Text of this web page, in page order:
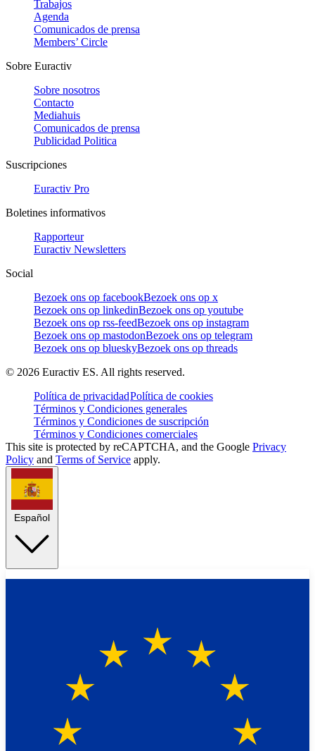
Trabajos
Agenda
Comunicados de prensa
Members’ Circle
Sobre Euractiv
Sobre nosotros
Contacto
Mediahuis
Comunicados de prensa
Publicidad Politica
Suscripciones
Euractiv Pro
Boletines informativos
Rapporteur
Euractiv Newsletters
Social
Bezoek ons op facebookBezoek ons op x
Bezoek ons op linkedinBezoek ons op youtube
Bezoek ons op rss-feedBezoek ons op instagram
Bezoek ons op mastodonBezoek ons op telegram
Bezoek ons op blueskyBezoek ons op threads
© 2026 Euractiv ES. All rights reserved.
Política de privacidadPolítica de cookies
Términos y Condiciones generales
Términos y Condiciones de suscripción
Términos y Condiciones comerciales
This site is protected by reCAPTCHA, and the Google Privacy
Policy and Terms of Service apply.
Español